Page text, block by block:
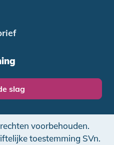
slag
voorbehouden.
toestemming SVn.